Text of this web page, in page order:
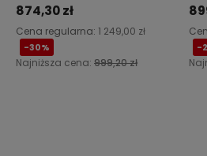
874,30 zł
Cena regularna: 1 249,00 zł
-30%
Najniższa cena: 999,20 zł
-